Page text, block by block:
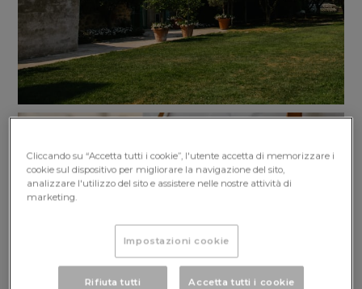
Cliccando su “Accetta tutti i cookie”, l'utente accetta di memorizzare i
cookie sul dispositivo per migliorare la navigazione del sito,
analizzare l'utilizzo del sito e assistere nelle nostre attività di
marketing.
Impostazioni cookie
Rifiuta tutti Accetta tutti i cookie